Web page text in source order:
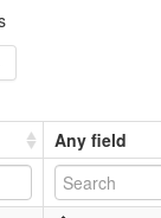
Any field